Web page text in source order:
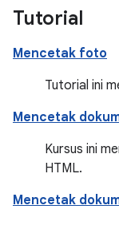
Tutorial
Mencetak foto
Tutorial ini
Mencetak
Kursus ini
HTML.
Mencetak